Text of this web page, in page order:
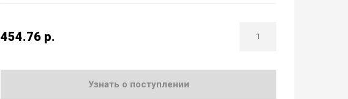
454.76 р.
Узнать о поступлении